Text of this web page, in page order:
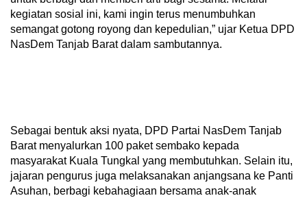
kegiatan sosial ini, kami ingin terus menumbuhkan
semangat gotong royong dan kepedulian,” ujar Ketua DPD
NasDem Tanjab Barat dalam sambutannya.
Sebagai bentuk aksi nyata, DPD Partai NasDem Tanjab
Barat menyalurkan 100 paket sembako kepada
masyarakat Kuala Tungkal yang membutuhkan. Selain itu,
jajaran pengurus juga melaksanakan anjangsana ke Panti
Asuhan, berbagi kebahagiaan bersama anak-anak